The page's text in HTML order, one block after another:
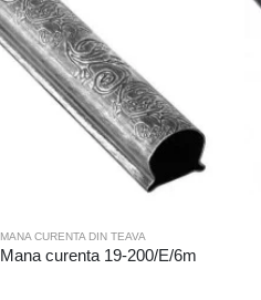
MANA CURENTA DIN TEAVA
Mana curenta 19-200/E/6m